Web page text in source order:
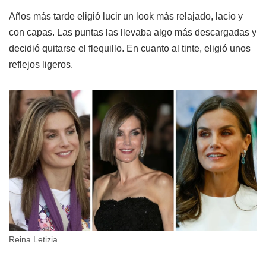
Años más tarde eligió lucir un look más relajado, lacio y
con capas. Las puntas las llevaba algo más descargadas y
decidió quitarse el flequillo. En cuanto al tinte, eligió unos
reflejos ligeros.
Reina Letizia.